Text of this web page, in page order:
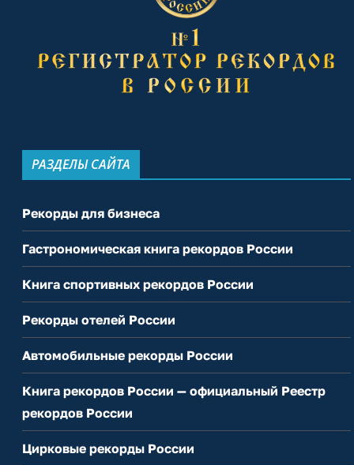
РАЗДЕЛЫ САЙТА
Рекорды для бизнеса
Гастрономическая книга рекордов России
Книга спортивных рекордов России
Рекорды отелей России
Автомобильные рекорды России
Книга рекордов России — официальный Реестр
рекордов России
Цирковые рекорды России